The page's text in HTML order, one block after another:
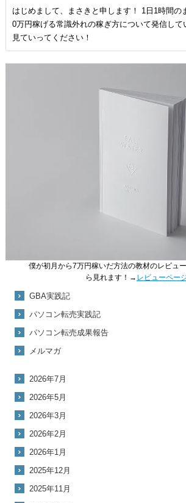
はじめまして、まさきと申します！ 1日1時間の
0万円稼げる常識外れの稼ぎ方について発信して
見ていってください！
僕が初月から7万円稼いだ方法の教材のレビュ
ら見れます！→ レビューペー
GBA実践記
パソコン転売実践記
パソコン転売成果報告
メルマガ
2026年7月
2026年5月
2026年3月
2026年2月
2026年1月
2025年12月
2025年11月